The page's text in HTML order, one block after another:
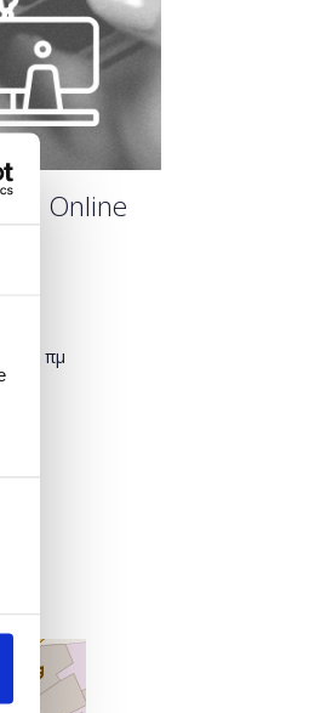
- Online
11:00 πμ